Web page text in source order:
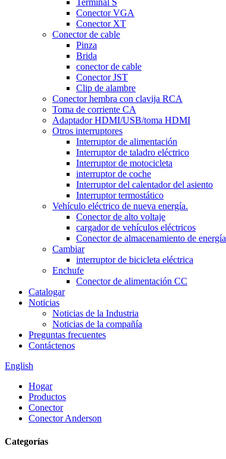
Terminal S
Conector VGA
Conector XT
Conector de cable
Pinza
Brida
conector de cable
Conector JST
Clip de alambre
Conector hembra con clavija RCA
Toma de corriente CA
Adaptador HDMI/USB/toma HDMI
Otros interruptores
Interruptor de alimentación
Interruptor de taladro eléctrico
Interruptor de motocicleta
interruptor de coche
Interruptor del calentador del asiento
Interruptor termostático
Vehículo eléctrico de nueva energía.
Conector de alto voltaje
cargador de vehículos eléctricos
Conector de almacenamiento de energía
Cambiar
interruptor de bicicleta eléctrica
Enchufe
Conector de alimentación CC
Catalogar
Noticias
Noticias de la Industria
Noticias de la compañía
Preguntas frecuentes
Contáctenos
English
Hogar
Productos
Conector
Conector Anderson
Categorías